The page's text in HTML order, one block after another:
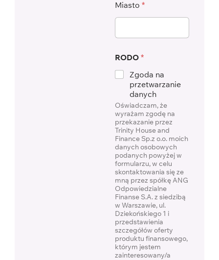
Miasto *
RODO *
Zgoda na
przetwarzanie
danych
Oświadczam, że
wyrażam zgodę na
przekazanie przez
Trinity House and
Finance Sp.z o.o. moich
danych osobowych
podanych powyżej w
formularzu, w celu
skontaktowania się ze
mną przez spółkę ANG
Odpowiedzialne
Finanse S.A. z siedzibą
w Warszawie, ul.
Dziekońskiego 1 i
przedstawienia
szczegółów oferty
produktu finansowego,
którym jestem
zainteresowany/a